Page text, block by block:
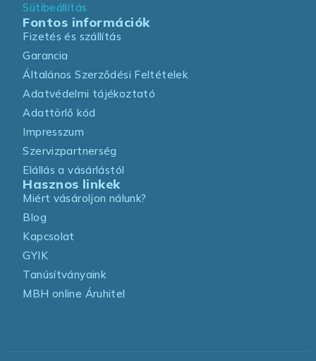
Sütibeállítás
Fontos információk
Fizetés és szállítás
Garancia
Általános Szerződési Feltételek
Adatvédelmi tájékoztató
Adattörlő kód
Impresszum
Szervizpartnerség
Elállás a vásárlástól
Hasznos linkek
Miért vásároljon nálunk?
Blog
Kapcsolat
GYIK
Tanúsítványaink
MBH online Áruhitel